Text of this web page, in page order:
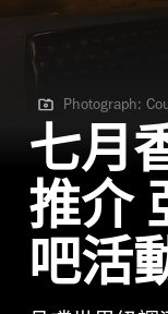
Photograph:
Photograph:
七月
推介
吧活